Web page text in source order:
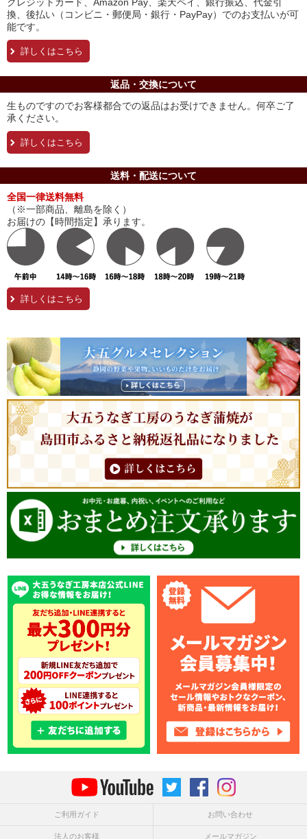
換、後払い（コンビニ・郵便局・銀行・PayPay）でのお支払いが可
能です。
詳しくはこちら
返品・交換について
生ものですのでお客様都合での返品はお受けできません。何卒ご了
承ください。
詳しくはこちら
送料・配送について
全国一律送料無料
（※一部商品、離島を除く）
お届けの【時間指定】承ります。
詳しくはこちら
ご利用ガイド お問い合わせ
法人のお客様 メールマガジン